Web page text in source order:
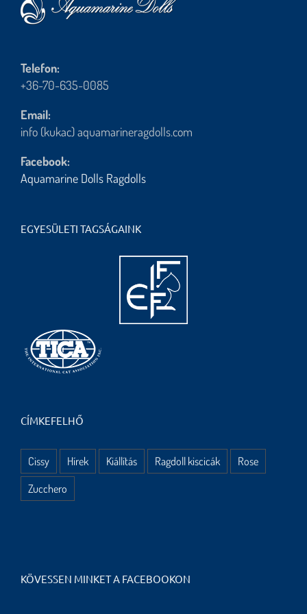
Telefon:
+36-70-635-0085
Email:
info (kukac) aquamarineragdolls.com
Facebook:
Aquamarine Dolls Ragdolls
EGYESÜLETI TAGSÁGAINK
CÍMKEFELHŐ
Cissy Hírek Kiállítás Ragdoll kiscicák
Rose
Zucchero
KÖVESSEN MINKET A FACEBOOKON